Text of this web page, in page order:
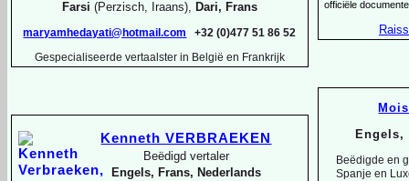
officiële
Raiss
Engels,
Beëdigde en
Spanje en
Farsi (Perzisch, Iraans), Dari, Frans
maryamhedayati@hotmail.com
+32 (0)477 51 86 52
Gespecialiseerde vertaalster in België en Frankrijk
Kenneth VERBRAEKEN
Beëdigd vertaler
Engels, Frans, Nederlands